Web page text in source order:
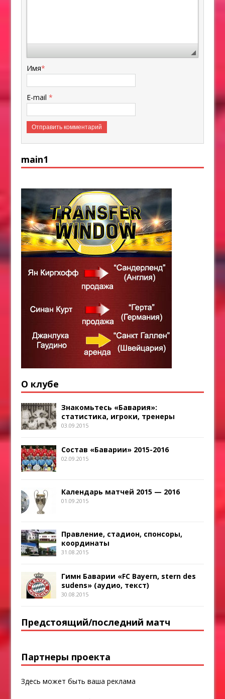
Имя*
E-mail*
main1
О клубе
Знакомьтесь «Бавария»:
статистика, игроки, тренеры
03.09.2015
Состав «Баварии» 2015-2016
02.09.2015
Календарь матчей 2015 — 2016
01.09.2015
Правление, стадион, спонсоры,
координаты
31.08.2015
Гимн Баварии «FC Bayern, stern des
sudens» (аудио, текст)
30.08.2015
Предстоящий/последний матч
Партнеры проекта
Здесь может быть ваша реклама